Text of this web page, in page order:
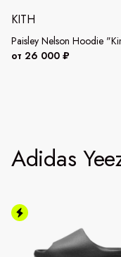
KITH
Paisley Nelson Hoodie
от 26 000 ₽
Adidas